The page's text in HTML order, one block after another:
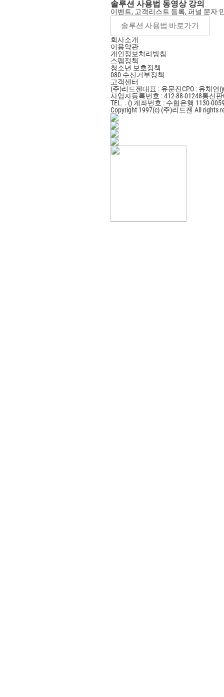
솔루션 사용법 동영상 강의
이벤트, 고객리스트 등록, 퍼널 문자
솔루션 사용법 바로가기
회사소개
이용약관
개인정보처리방침
스팸정책
청소년 보호정책
080 수신거부정책
고객센터
(주)리드젠대표 : 유문진CPO : 유채연
사업자등록번호 : 412-88-01248통신
TEL. . () 계좌번호 : 수협은행 1130-
Copyright 1997(c) (주)리드젠 All rights